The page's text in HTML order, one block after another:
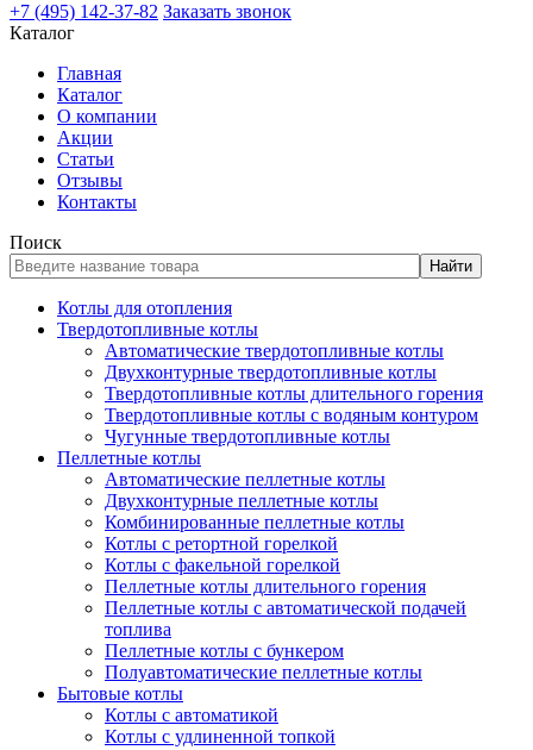
+7 (495) 142-37-82 Заказать звонок
Каталог
Главная
Каталог
О компании
Акции
Статьи
Отзывы
Контакты
Поиск
Найти
Котлы для отопления
Твердотопливные котлы
Автоматические твердотопливные котлы
Двухконтурные твердотопливные котлы
Твердотопливные котлы длительного горения
Твердотопливные котлы с водяным контуром
Чугунные твердотопливные котлы
Пеллетные котлы
Автоматические пеллетные котлы
Двухконтурные пеллетные котлы
Комбинированные пеллетные котлы
Котлы с ретортной горелкой
Котлы с факельной горелкой
Пеллетные котлы длительного горения
Пеллетные котлы с автоматической подачей
топлива
Пеллетные котлы с бункером
Полуавтоматические пеллетные котлы
Бытовые котлы
Котлы с автоматикой
Котлы с удлиненной топкой